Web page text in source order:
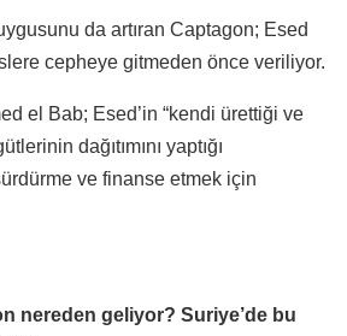
da artıran Captagon; Esed
cepheye gitmeden önce veriliyor.
el Bab; Esed’in “kendi ürettiği ve
dağıtımını yaptığı
ve finanse etmek için
nereden geliyor? Suriye’de bu